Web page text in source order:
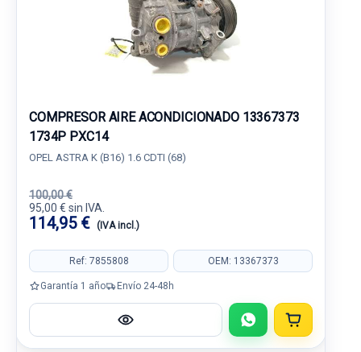
COMPRESOR AIRE ACONDICIONADO 13367373
1734P PXC14
OPEL ASTRA K (B16) 1.6 CDTI (68)
100,00 €
95,00 € sin IVA.
114,95 € (IVA incl.)
Ref: 7855808 OEM: 13367373
Garantía 1 año Envío 24-48h